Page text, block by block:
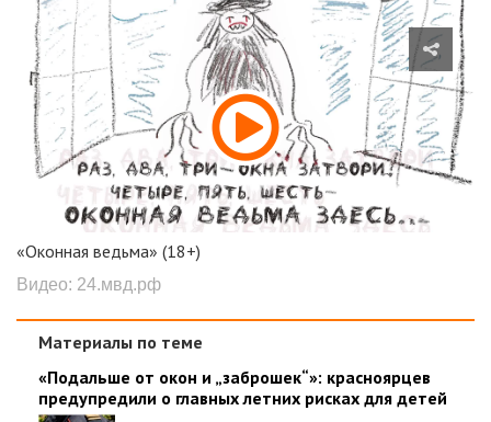
«Оконная ведьма» (18+)
Видео: 24.мвд.рф
Материалы по теме
«Подальше от окон и „заброшек“»: красноярцев
предупредили о главных летних рисках для детей